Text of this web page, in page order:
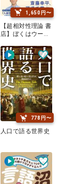
1,650円〜
【超相対性理論 書
店】ぼくはウーバ
シカと闘い、水俣
で泣いた
778円〜
人口で語る世界史